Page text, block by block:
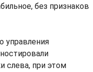
без признаков
управления
слева, при этом